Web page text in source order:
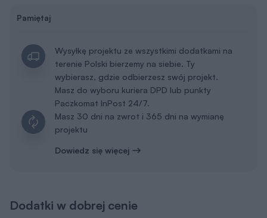
Pamiętaj
Wysyłkę projektu ze wszystkimi dodatkami na
terenie Polski bierzemy na siebie. Ty
wybierasz, gdzie odbierzesz swój projekt.
Masz do wyboru kuriera DPD lub punkty
Paczkomat InPost 24/7.
Masz 30 dni na zwrot i 365 dni na wymianę
projektu
Dowiedz się więcej
Dodatki w dobrej cenie